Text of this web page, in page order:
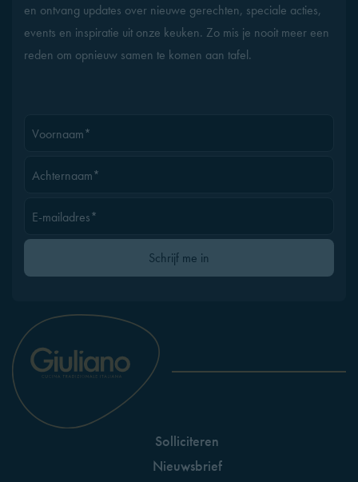
en ontvang updates over nieuwe gerechten, speciale acties,
events en inspiratie uit onze keuken. Zo mis je nooit meer een
reden om opnieuw samen te komen aan tafel.
Voornaam*
Achternaam*
E-mailadres*
Gelieve dit veld leeg te latenSchrijf me in
Solliciteren
Nieuwsbrief